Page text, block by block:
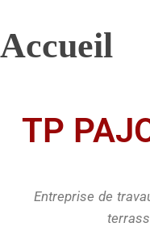
Accueil
TP
Entreprise de